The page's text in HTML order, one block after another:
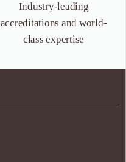
Industry-leading
accreditations and world-
class expertise